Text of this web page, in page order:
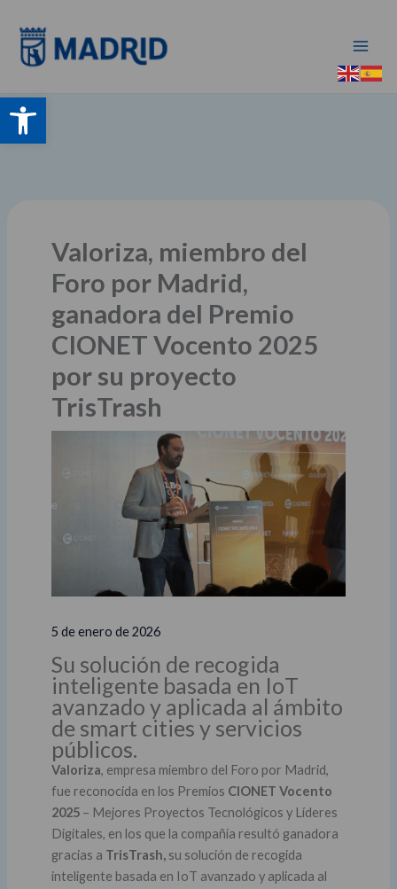
Abrir barra de herramientas
contenido
Valoriza, miembro del
Foro por Madrid,
ganadora del Premio
CIONET Vocento 2025
por su proyecto
TrisTrash
5 de enero de 2026
Su solución de recogida
inteligente basada en IoT
avanzado y aplicada al ámbito
de smart cities y servicios
públicos.
Valoriza, empresa miembro del Foro por Madrid,
fue reconocida en los Premios CIONET Vocento
2025– Mejores Proyectos Tecnológicos y Líderes
Digitales, en los que la compañía resultó ganadora
gracias a TrisTrash,su solución de recogida
inteligente basada en IoT avanzado y aplicada al